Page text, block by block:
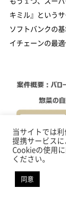
キミル』という
ソフトバンクの
イチェーンの最
当サイトでは
提携サービス
Cookieの使用
ください。
同意